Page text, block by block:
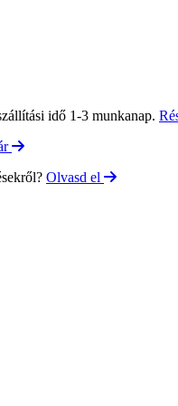
idő 1-3 munkanap.
Olvasd el